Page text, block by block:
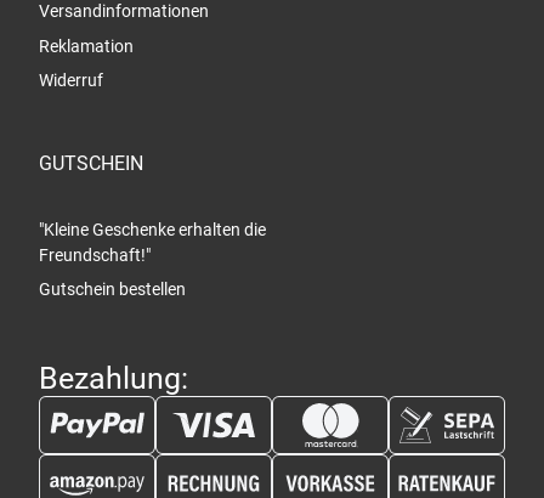
Versandinformationen
Reklamation
Widerruf
GUTSCHEIN
"Kleine Geschenke erhalten die
Freundschaft!"
Gutschein bestellen
Bezahlung: